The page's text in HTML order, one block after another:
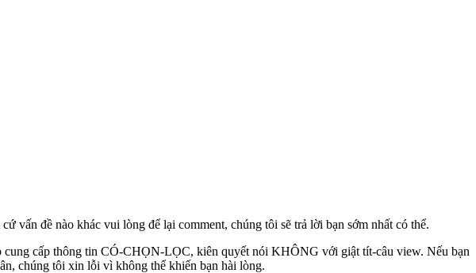
vấn đề nào khác vui lòng để lại comment, chúng tôi sẽ trả lời bạn sớm nhất có thể.
cung cấp thông tin CÓ-CHỌN-LỌC, kiên quyết nói KHÔNG với giật tít-câu view. Nếu bạn
chúng tôi xin lỗi vì không thể khiến bạn hài lòng.